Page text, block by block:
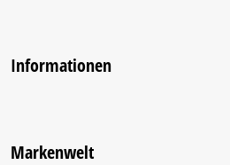
Informationen
Markenwelt